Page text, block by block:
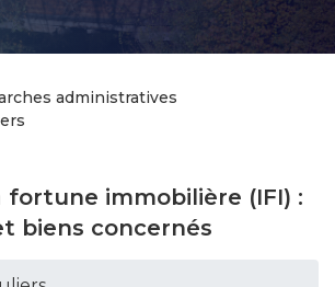
administratives
fortune immobilière (IFI) :
biens concernés